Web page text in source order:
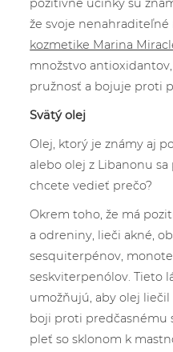
pozitívne účinky sú
že svoje
kozmetike Marina
množstvo
pružnosť a bojuje proti
Svätý olej
Olej, ktorý je známy aj
alebo olej z Libanonu sa
chcete vedieť prečo?
Okrem toho, že má
a odreniny, lieči akné,
sesquiterpénov,
seskviterpenólov. Tieto
umožňujú, aby olej liečil
boji proti predčasnému
pleť so sklonom k